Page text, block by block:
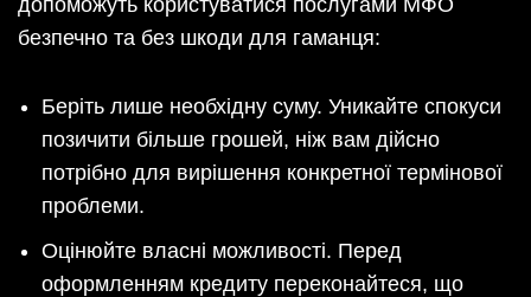
безпечно та без шкоди для гаманця:
Беріть лише необхідну суму. Уникайте спокуси
позичити більше грошей, ніж вам дійсно
потрібно для вирішення конкретної термінової
проблеми.
Оцінюйте власні можливості. Перед
оформленням кредиту переконайтеся, що